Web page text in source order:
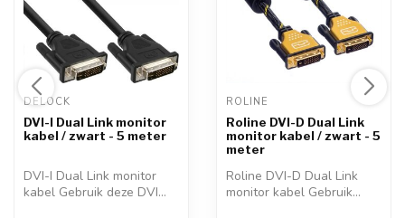
DELOCK
DVI-I Dual Link monitor
kabel / zwart - 5 meter
DVI-I Dual Link monitor
kabel Gebruik deze DVI
ROLINE
Roline DVI-D Dual Link
monitor kabel / zwart - 5
meter
Roline DVI-D Dual Link
monitor kabel Gebruik